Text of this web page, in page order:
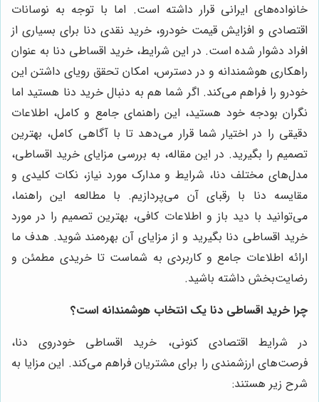
خانواده‌های ایرانی قرار داشته است. اما با توجه به نوسانات
اقتصادی و افزایش قیمت خودرو، خرید نقدی دنا برای بسیاری از
افراد دشوار شده است. در این شرایط، خرید اقساطی دنا به عنوان
راهکاری هوشمندانه و در دسترس، امکان تحقق رویای داشتن این
خودرو را فراهم می‌کند. اگر شما هم به دنبال خرید دنا هستید اما
نگران بودجه خود هستید، این راهنمای جامع و کامل، اطلاعات
دقیقی را در اختیار شما قرار می‌دهد تا با آگاهی کامل، بهترین
تصمیم را بگیرید. در این مقاله، به بررسی مزایای خرید اقساطی،
مدل‌های مختلف دنا، شرایط و مدارک مورد نیاز، نکات کلیدی و
مقایسه دنا با رقبای آن می‌پردازیم. با مطالعه این راهنما،
می‌توانید با دید باز و اطلاعات کافی، بهترین تصمیم را در مورد
خرید اقساطی دنا بگیرید و از مزایای آن بهره‌مند شوید. هدف ما
ارائه اطلاعات جامع و کاربردی به شماست تا خریدی مطمئن و
رضایت‌بخش داشته باشید.
چرا خرید اقساطی دنا یک انتخاب هوشمندانه است؟
در شرایط اقتصادی کنونی، خرید اقساطی خودروی دنا،
فرصت‌های ارزشمندی را برای مشتریان فراهم می‌کند. این مزایا به
شرح زیر هستند: